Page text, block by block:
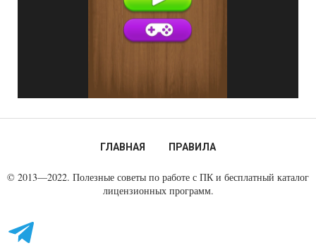
ГЛАВНАЯ ПРАВИЛА
© 2013—2022. Полезные советы по работе с ПК и бесплатный каталог
лицензионных программ.